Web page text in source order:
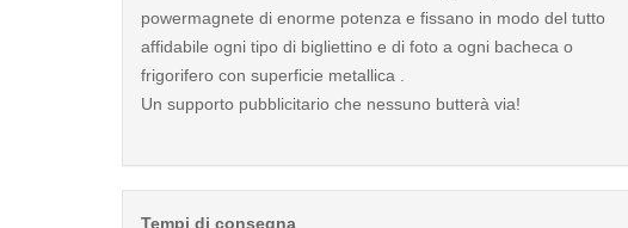
powermagnete di enorme potenza e fissano in modo del tutto
affidabile ogni tipo di bigliettino e di foto a ogni bacheca o
frigorifero con superficie metallica .
Un supporto pubblicitario che nessuno butterà via!
Tempi di consegna